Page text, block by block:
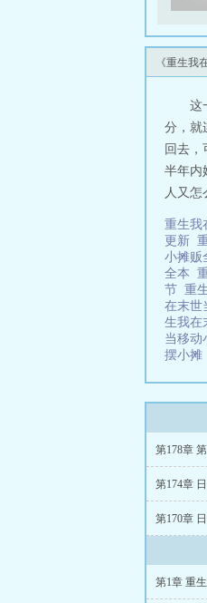
《重生我
这
分，就
回去，
半年内
人又怎
重生我
更新
小摊贩
全本
节 重
在末世
生我在
当移动
摆小摊
第178章
第174章
第170章
第1章 重